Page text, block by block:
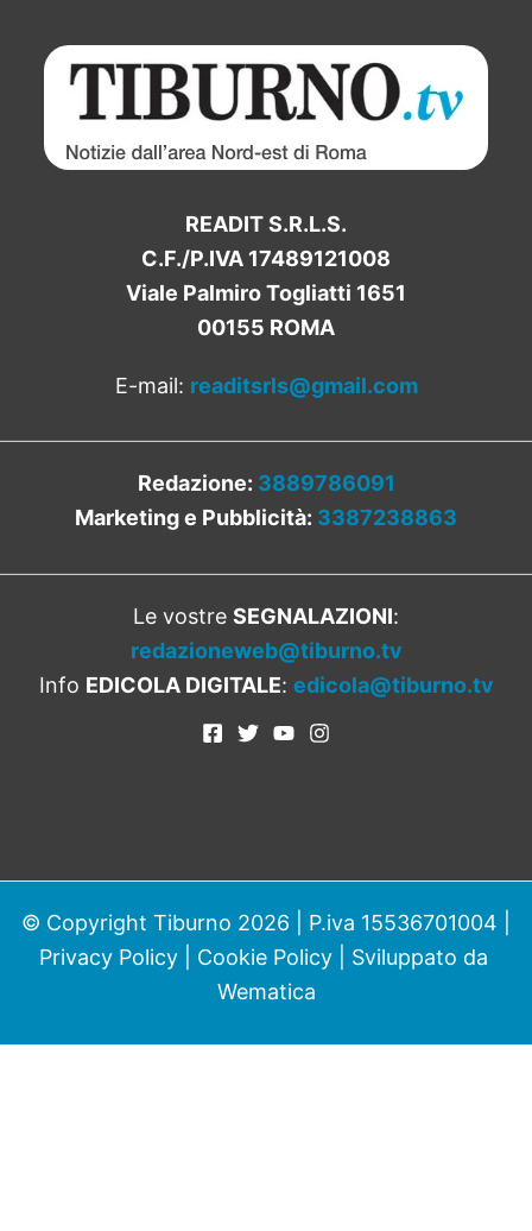
READIT S.R.L.S.
C.F./P.IVA 17489121008
Viale Palmiro Togliatti 1651
00155 ROMA
E-mail: readitsrls@gmail.com
Redazione: 3889786091
Marketing e Pubblicità: 3387238863
Le vostre SEGNALAZIONI:
redazioneweb@tiburno.tv
Info EDICOLA DIGITALE: edicola@tiburno.tv
© Copyright Tiburno 2026 | P.iva 15536701004 |
Privacy Policy| Cookie Policy| Sviluppato da
Wematica